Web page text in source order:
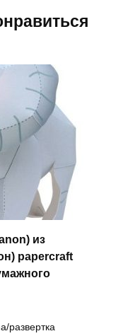
из
papercraft
развертка